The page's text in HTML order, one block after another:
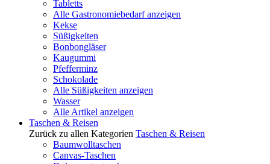
Tabletts
Alle Gastronomiebedarf anzeigen
Kekse
Süßigkeiten
Bonbongläser
Kaugummi
Pfefferminz
Schokolade
Alle Süßigkeiten anzeigen
Wasser
Alle Artikel anzeigen
Taschen & Reisen
Zurück zu allen Kategorien Taschen & Reisen
Baumwolltaschen
Canvas-Taschen